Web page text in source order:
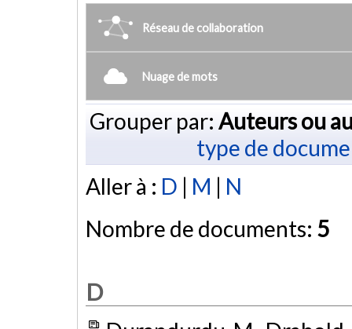
Réseau de collaboration
Nuage de mots
Grouper par: Auteurs ou
type de
Aller à : D | M | N
Nombre de documents: 5
D